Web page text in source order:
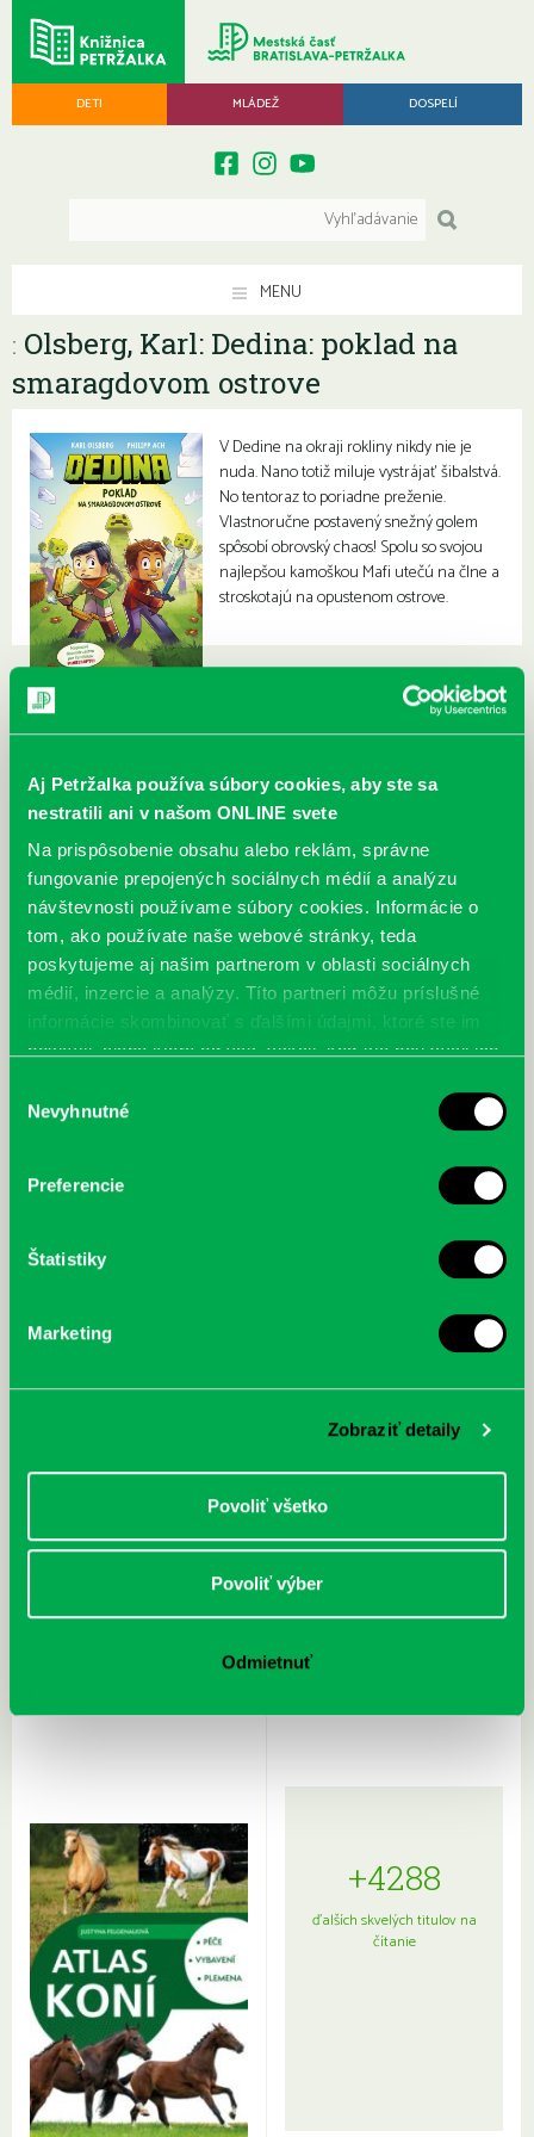
Aj Petržalka používa súbory cookies, aby ste sa
nestratili ani v našom ONLINE svete
Na prispôsobenie obsahu alebo reklám, správne
fungovanie prepojených sociálnych médií a analýzu
návštevnosti používame súbory cookies. Informácie o
tom, ako používate naše webové stránky, teda
poskytujeme aj našim partnerom v oblasti sociálnych
médií, inzercie a analýzy. Títo partneri môžu príslušné
informácie skombinovať s ďalšími údajmi, ktoré ste im
poskytli, alebo ktoré od vás získali, keď ste používali ich
súhlasu
Nevyhnutné
Preferencie
Štatistiky
Marketing
Zobraziť detaily
Povoliť všetko
Povoliť výber
Odmietnuť
DETI MLÁDEŽ DOSPELÍ
MENU
: Olsberg, Karl: Dedina: poklad na
smaragdovom ostrove
V Dedine na okraji rokliny nikdy nie je
nuda. Nano totiž miluje vystrájať šibalstvá.
No tentoraz to poriadne preženie.
Vlastnoručne postavený snežný golem
spôsobí obrovský chaos! Spolu so svojou
najlepšou kamoškou Mafi utečú na člne a
stroskotajú na opustenom ostrove.
cyklistu modernej doby:
nezastaviteľný
Sprievodca po hviezdnej oblohe
kompletný sprievodca
+4288
ďalších skvelých titulov na
čítanie